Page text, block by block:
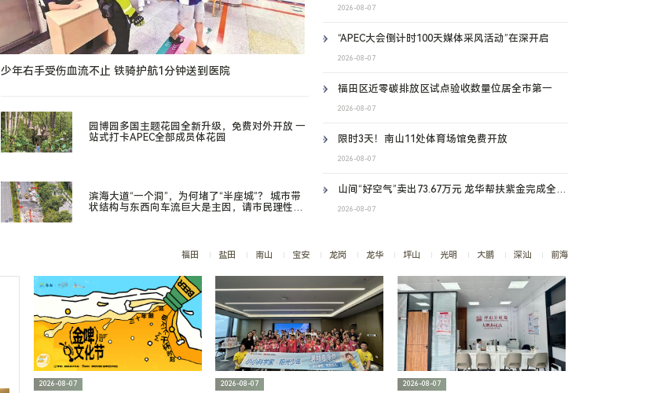
少年右手受伤血流不止 铁骑护航1分钟送到医院
园博园多国主题花园全新升级，免费对外开放 一
站式打卡APEC全部成员体花园
滨海大道“一个洞”，为何堵了“半座城”？ 城市带
状结构与东西向车流巨大是主因，请市民理性看
2026-08-07
“APEC大会倒计时100天媒体采风活动”在深开启
2026-08-07
福田区近零碳排放区试点验收数量位居全市第一
2026-08-07
限时3天！南山11处体育场馆免费开放
2026-08-07
山间“好空气”卖出73.67万元 龙华帮扶紫金完成全省
2026-08-07
福田 盐田 南山 宝安 龙岗 龙华 坪山 光明 大鹏 深汕 前海
2026-08-07 2026-08-07 2026-08-07